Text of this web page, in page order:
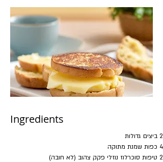
Ingredients
2 ביצים גדולות
4 כפות שמנת מתוקה
2 טיפות סוכרלוז נוזלי פקק צהוב (לא חובה)